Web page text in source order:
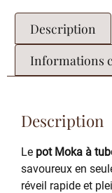
Description
Informations
Description
Le pot Moka à
savoureux en
réveil rapide et